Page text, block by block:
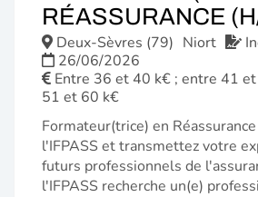
RÉASSURANCE
Deux-Sèvres (79) Niort
26/06/2026
Entre 36 et 40 k€ ; entre 41
51 et 60 k€
Formateur(trice) en
l'IFPASS et transmettez votre
futurs professionnels de
l'IFPASS recherche un(e)